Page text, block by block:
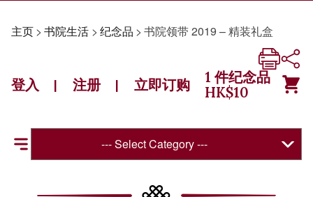
主页> 书院生活 > 纪念品 > 书院领带 2019 – 精装礼盒
登入 | 注册 | 立即订购 1 件纪念品
HK$10
--- Select Category ---